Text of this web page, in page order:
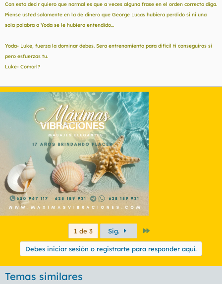
Con esto decir quiero que normal es que a veces alguna frase en el orden correcto diga.
Piense usted solamente en la de dinero que George Lucas hubiera perdido si ni una
sola palabra a Yoda se le hubiera entendido...
Yoda- Luke, fuerza la dominar debes. Sera entrenamiento para dificil ti conseguiras si
pero esfuerzas tu.
Luke- Comorl?
1 de 3 Sig.
Debes iniciar sesión o registrarte para responder aquí.
Temas similares